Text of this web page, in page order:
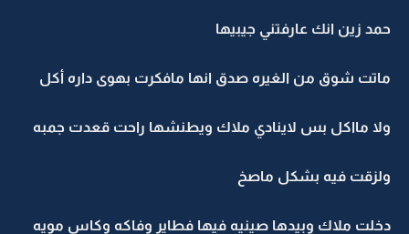
حمد زين انك عارفتني جيبيها
ماتت شوق من الغيره صدق انها مافكرت بهوى داره أكل
ولا مااكل بس لاينادي ملاك ويطنشها راحت قعدت جمبه
ولزقت فيه بشكل ماصخ
دخلت ملاك وبيدها صينيه فيها فطاير وفاكه وكاس مويه